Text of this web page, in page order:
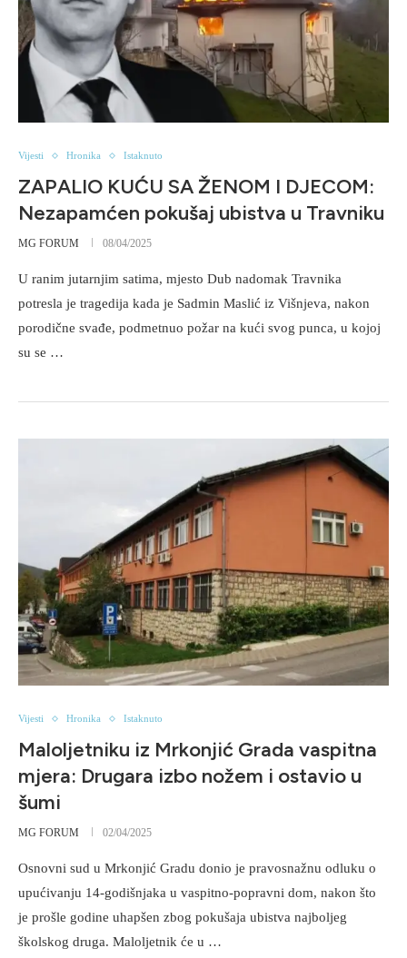
Vijesti Hronika Istaknuto
ZAPALIO KUĆU SA ŽENOM I DJECOM:
Nezapamćen pokušaj ubistva u Travniku
MG FORUM 08/04/2025
U ranim jutarnjim satima, mjesto Dub nadomak Travnika
potresla je tragedija kada je Sadmin Maslić iz Višnjeva, nakon
porodične svađe, podmetnuo požar na kući svog punca, u kojoj
su se …
Vijesti Hronika Istaknuto
Maloljetniku iz Mrkonjić Grada vaspitna
mjera: Drugara izbo nožem i ostavio u
šumi
MG FORUM 02/04/2025
Osnovni sud u Mrkonjić Gradu donio je pravosnažnu odluku o
upućivanju 14-godišnjaka u vaspitno-popravni dom, nakon što
je prošle godine uhapšen zbog pokušaja ubistva najboljeg
školskog druga. Maloljetnik će u …